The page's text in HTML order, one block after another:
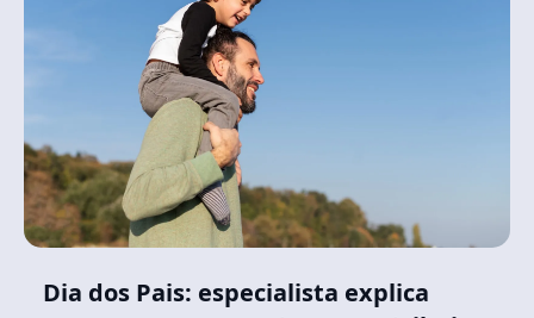
Dia dos Pais: especialista explica